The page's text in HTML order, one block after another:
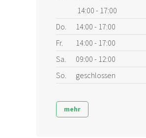
14:00 - 17:00
Do.
14:00 - 17:00
Fr.
14:00 - 17:00
Sa.
09:00 - 12:00
So.
geschlossen
mehr